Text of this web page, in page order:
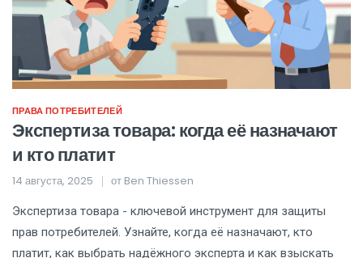
ПРАВА ПОТРЕБИТЕЛЕЙ
Экспертиза товара: когда её назначают
и кто платит
14 августа, 2025 от Ben Thiessen
Экспертиза товара - ключевой инструмент для защиты
прав потребителей. Узнайте, когда её назначают, кто
платит, как выбрать надёжного эксперта и как взыскать